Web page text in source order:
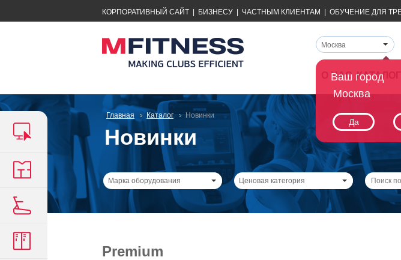
КОРПОРАТИВНЫЙ САЙТ БИЗНЕСУ ЧАСТНЫМ КЛИЕНТАМ ОБУЧЕНИЕ ДЛЯ
Ваш город
Москва
Да
Москва
О НАС КАТАЛОГ
Главная Каталог Новинки
Новинки
Марка оборудования Ценовая категория
Premium